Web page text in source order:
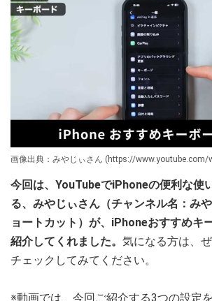
画像出典：みやじぃさん (https://www.youtube.com/
今回は、YouTubeでiPhoneの便利な使
る、みやじぃさん（チャンネル名：み
ョートカット）が、iPhoneおすすめキ
紹介してくれました。 気になる方は、
チェックしてみてください。
※動画では、今回ご紹介する3つの設定